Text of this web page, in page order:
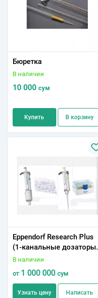
Бюретка
В наличии
10 000 сум
Купить В корзину
Eppendorf Research Plus
(1-канальные дозаторы,
регулируемый объём,
разные цвета)
В наличии
от1 000 000 сум
Узнать цену Написать